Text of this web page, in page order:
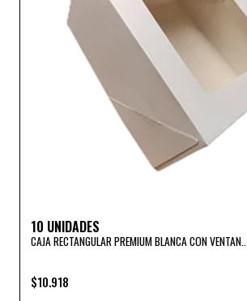
10 UNIDADES
CAJA RECTANGULAR PREMIUM BLANCA CON VENTAN..
$10.918